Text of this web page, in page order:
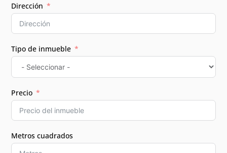
Dirección
Tipo de inmueble
Precio
Metros cuadrados